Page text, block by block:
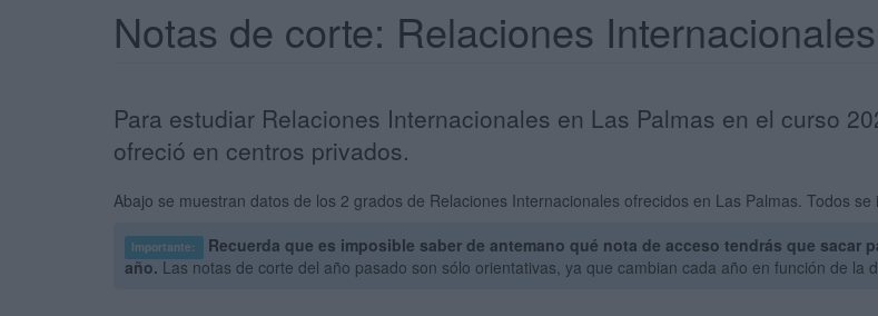
Notas de corte: Relaciones
Para estudiar Relaciones Internacionales en Las Palmas en el curso
ofreció en centros privados.
Abajo se muestran datos de los 2 grados de Relaciones Internacionales ofrecidos en Las Palmas. Todos
Importante:
Recuerda que es imposible saber de antemano qué nota de acceso tendrás que sacar
año. Las notas de corte del año pasado son sólo orientativas, ya que cambian cada año en función de la